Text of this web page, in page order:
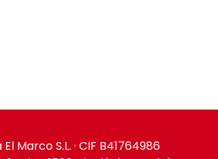
Marco S.L. · CIF B41764986